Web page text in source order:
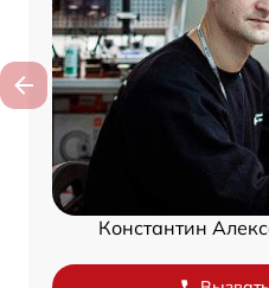
Константин